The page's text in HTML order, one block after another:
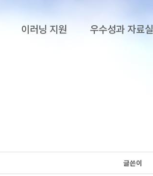
이러닝 지원 우수성과 자료실
글쓴이